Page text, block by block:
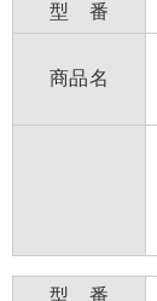
型 番
商品名
型 番